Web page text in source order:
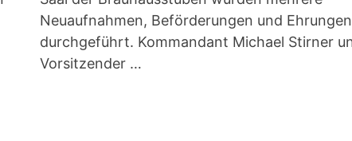
Neuaufnahmen, Beförderungen und Ehrungen
durchgeführt. Kommandant Michael Stirner
Vorsitzender …